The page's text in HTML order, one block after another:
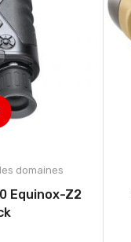
domaines
Equinox-Z2